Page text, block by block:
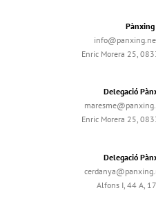
Enric Morera 25,
Delegació
Enric Morera 25,
Delegació
Alfons I, 44 A,